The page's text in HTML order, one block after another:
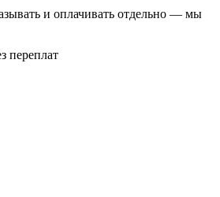
и оплачивать отдельно — мы
переплат